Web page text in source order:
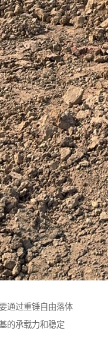
通过重锤自由落体
的承载力和稳定